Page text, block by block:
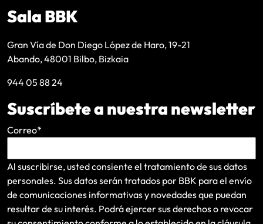
Sala BBK
Gran Vía de Don Diego López de Haro, 19-21
Abando, 48001 Bilbo, Bizkaia
944 05 88 24
Suscríbete a nuestra newsletter
Correo*
Al suscribirse, usted consiente el tratamiento de sus datos
personales. Sus datos serán tratados por BBK para el envío
de comunicaciones informativas y novedades que puedan
resultar de su interés. Podrá ejercer sus derechos o revocar